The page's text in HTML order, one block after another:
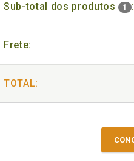
Sub-total dos produtos 1 :
Frete:
TOTAL: